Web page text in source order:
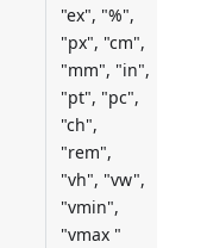
"ex", "%",
"px", "cm",
"mm", "in",
"pt", "pc",
"ch",
"rem",
"vh", "vw",
"vmin",
"vmax "